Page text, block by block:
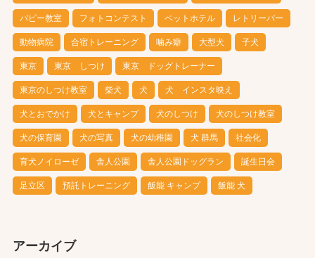
パピー教室 フォトコンテスト ペットホテル レトリーバー
動物病院 合宿トレーニング 噛み癖 大型犬 子犬
東京 東京 しつけ 東京 ドッグトレーナー
東京のしつけ教室 柴犬 犬 犬 インスタ映え
犬とおでかけ 犬とキャンプ 犬のしつけ 犬のしつけ教室
犬の保育園 犬の写真 犬の幼稚園 犬 群馬 社会化
育犬ノイローゼ 舎人公園 舎人公園ドッグラン 誕生日会
足立区 預託トレーニング 飯能 キャンプ 飯能 犬
アーカイブ